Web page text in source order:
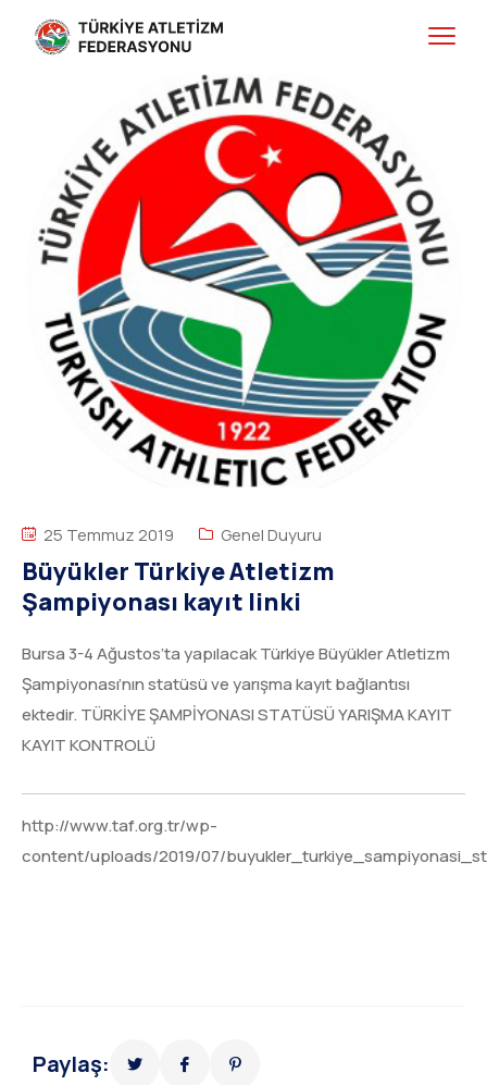
25 Temmuz 2019 Genel Duyuru
Büyükler Türkiye Atletizm
Şampiyonası kayıt linki
Bursa 3-4 Ağustos’ta yapılacak Türkiye Büyükler Atletizm
Şampiyonası’nın statüsü ve yarışma kayıt bağlantısı
ektedir. TÜRKİYE ŞAMPİYONASI STATÜSÜ YARIŞMA KAYIT
KAYIT KONTROLÜ
http://www.taf.org.tr/wp-
content/uploads/2019/07/
Paylaş: